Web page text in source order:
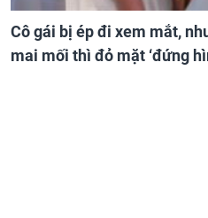
Cô gái bị ép đi xem mắt,
mai mối thì đỏ mặt ‘đứng